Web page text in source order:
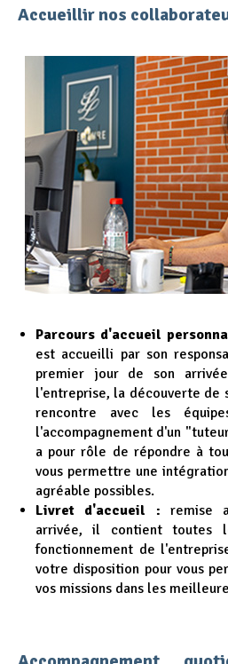
Accueillir nos
Parcours d'accueil
est accueilli par son
premier jour de son
l'entreprise, la découverte de
rencontre avec les
l'accompagnement d'un
a pour rôle de répondre à
vous permettre une
agréable possibles.
Livret d'accueil : remise
arrivée, il contient toutes
fonctionnement de
votre disposition pour vous
vos missions dans les